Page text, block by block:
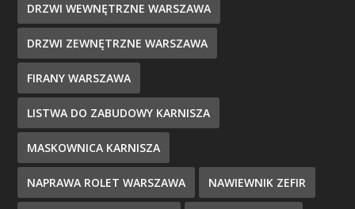
DRZWI WEWNĘTRZNE WARSZAWA
DRZWI ZEWNĘTRZNE WARSZAWA
FIRANY WARSZAWA
LISTWA DO ZABUDOWY KARNISZA
MASKOWNICA KARNISZA
NAPRAWA ROLET WARSZAWA NAWIEWNIK ZEFIR